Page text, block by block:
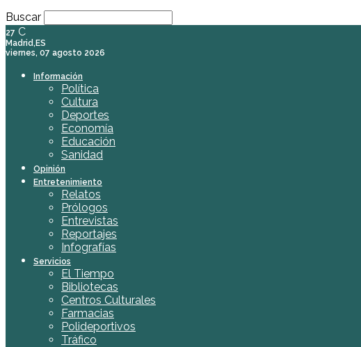
Buscar
27 C
Madrid,ES
viernes, 07 agosto 2026
Información
Política
Cultura
Deportes
Economía
Educación
Sanidad
Opinión
Entretenimiento
Relatos
Prólogos
Entrevistas
Reportajes
Infografías
Servicios
El Tiempo
Bibliotecas
Centros Culturales
Farmacias
Polideportivos
Tráfico